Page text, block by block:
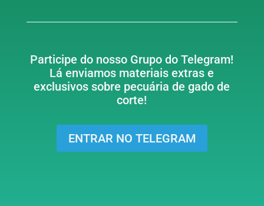
Participe do nosso Grupo do Telegram!
Lá enviamos materiais extras e
exclusivos sobre pecuária de gado de
corte!
ENTRAR NO TELEGRAM